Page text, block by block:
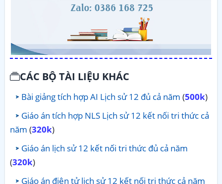
CÁC BỘ TÀI LIỆU KHÁC
Bài giảng tích hợp AI Lịch sử 12 đủ cả năm (500k)
Giáo án tích hợp NLS Lịch sử 12 kết nối tri thức cả
năm (320k)
Giáo án lịch sử 12 kết nối tri thức đủ cả năm
(320k)
Giáo án điện tử lịch sử 12 kết nối tri thức cả năm